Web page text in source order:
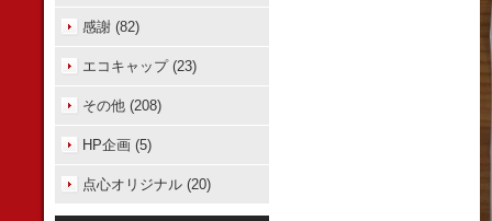
感謝 (82)
エコキャップ (23)
その他 (208)
HP企画 (5)
点心オリジナル (20)